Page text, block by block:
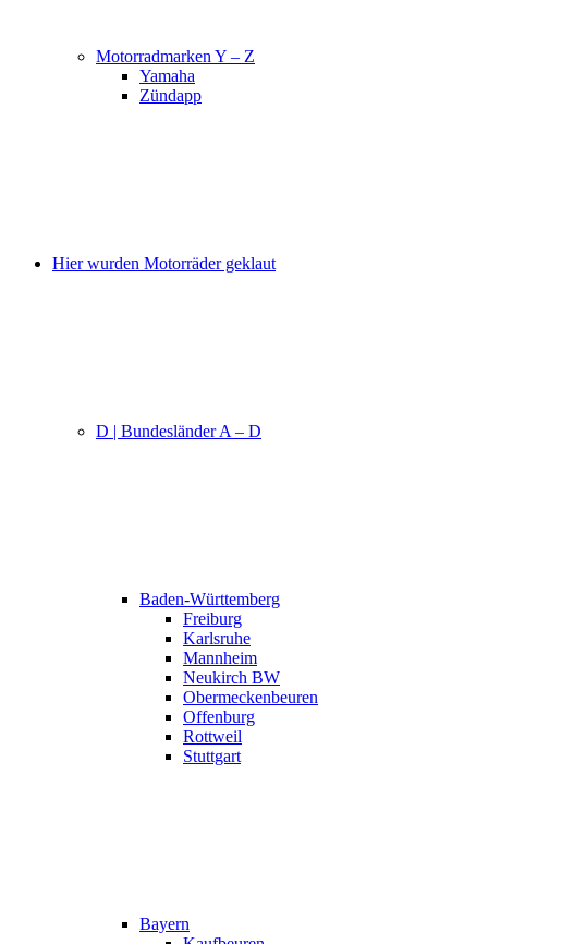
Motorradmarken Y – Z
Yamaha
Zündapp
Hier wurden Motorräder geklaut
D | Bundesländer A – D
Baden-Württemberg
Freiburg
Karlsruhe
Mannheim
Neukirch BW
Obermeckenbeuren
Offenburg
Rottweil
Stuttgart
Bayern